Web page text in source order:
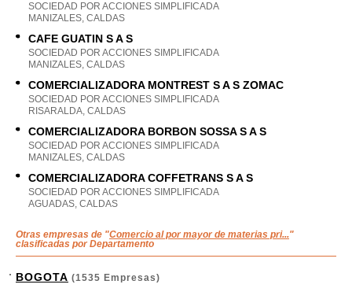
SOCIEDAD POR ACCIONES SIMPLIFICADA
MANIZALES, CALDAS
CAFE GUATIN S A S
SOCIEDAD POR ACCIONES SIMPLIFICADA
MANIZALES, CALDAS
COMERCIALIZADORA MONTREST S A S ZOMAC
SOCIEDAD POR ACCIONES SIMPLIFICADA
RISARALDA, CALDAS
COMERCIALIZADORA BORBON SOSSA S A S
SOCIEDAD POR ACCIONES SIMPLIFICADA
MANIZALES, CALDAS
COMERCIALIZADORA COFFETRANS S A S
SOCIEDAD POR ACCIONES SIMPLIFICADA
AGUADAS, CALDAS
Otras empresas de "Comercio al por mayor de materias pri..."
clasificadas por Departamento
BOGOTA (1535 Empresas)